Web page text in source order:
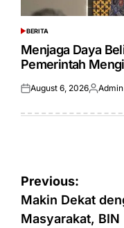
POSTED
IN
BERITA
Menjaga Daya
Pemerintah
Posted
August 6, 2026Posted
Post
navigation
Previous:
Makin Dekat
Masyarakat, BIN